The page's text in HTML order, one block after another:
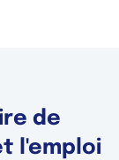
de
l'emploi